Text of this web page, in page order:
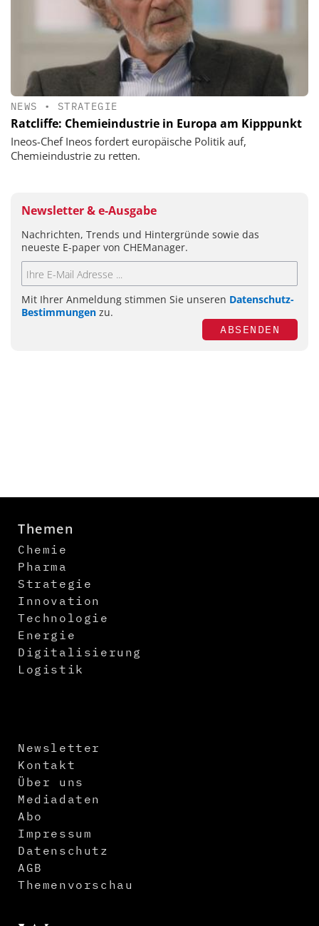
NEWS • STRATEGIE
Ratcliffe: Chemieindustrie in Europa am Kipppunkt
Ineos-Chef Ineos fordert europäische Politik auf,
Chemieindustrie zu retten.
Newsletter & e-Ausgabe
Nachrichten, Trends und Hintergründe sowie das
neueste E-paper von CHEManager.
Mit Ihrer Anmeldung stimmen Sie unseren Datenschutz-
Bestimmungen zu.
ABSENDEN
Themen
Chemie
Pharma
Strategie
Innovation
Technologie
Energie
Digitalisierung
Logistik
Newsletter
Kontakt
Über uns
Mediadaten
Abo
Impressum
Datenschutz
AGB
Themenvorschau